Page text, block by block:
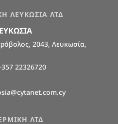
ΛΕΥΚΩΣΙΑ ΛΤΔ
2043, Λευκωσία,
22326720
ΛΤΔ